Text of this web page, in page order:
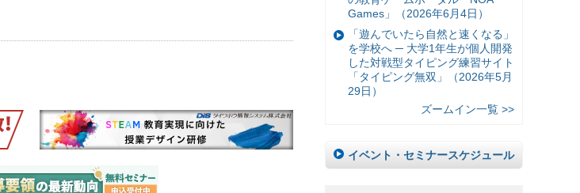
Games」（2026年6月4日）
「遊んでいたら自然と速くなる」
を学校へ ─ 大学1年生が個人開発
した対戦型タイピング練習サイト
「タイピング無双」（2026年5月
29日）
ズームイン一覧 >>
イベント・セミナースケジュール